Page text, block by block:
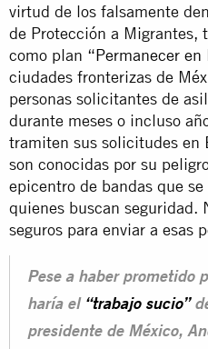
virtud de los falsamente
de Protección a Migrantes,
como plan “Permanecer en
ciudades fronterizas de
personas solicitantes de
durante meses o incluso
tramiten sus solicitudes
son conocidas por su
epicentro de bandas que
quienes buscan seguridad.
seguros para enviar a esas
Pese a haber prometido
haría el “trabajo sucio”
presidente de México,